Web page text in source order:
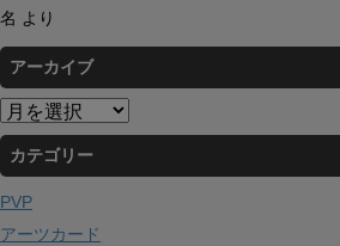
名 より
アーカイブ
ア
ー
カ
イ
ブ
カテゴリー
PVP
アーツカード